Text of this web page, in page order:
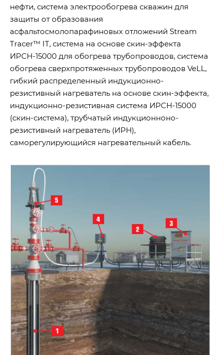
нефти, система электрообогрева скважин для
защиты от образования
асфальтосмолопарафиновых отложений Stream
Tracer™ IT, система на основе скин-эффекта
ИРСН-15000 для обогрева трубопроводов, система
обогрева сверхпротяженных трубопроводов VeLL,
гибкий распределенный индукционно-
резистивный нагреватель на основе скин-эффекта,
индукционно-резистивная система ИРСН-15000
(скин-система), трубчатый индукционноно-
резистивный нагреватель (ИРН),
саморегулирующийся нагревательный кабель.